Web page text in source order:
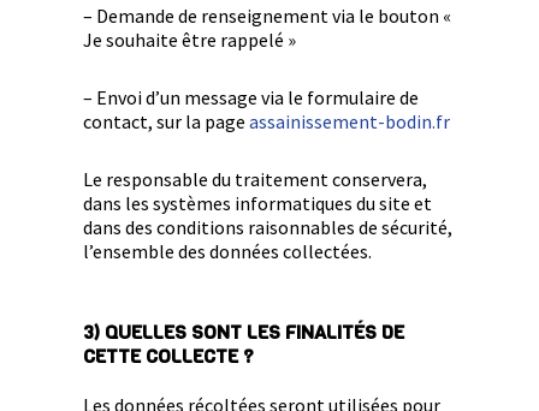
– Demande de renseignement via le bouton «
Je souhaite être rappelé »
– Envoi d’un message via le formulaire de
contact, sur la page assainissement-bodin.fr
Le responsable du traitement conservera,
dans les systèmes informatiques du site et
dans des conditions raisonnables de sécurité,
l’ensemble des données collectées.
3) QUELLES SONT LES FINALITÉS DE
CETTE COLLECTE ?
Les données récoltées seront utilisées pour